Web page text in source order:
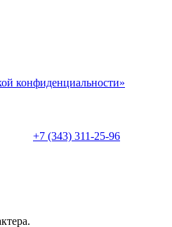
конфиденциальности»
+7 (343) 311-25-96